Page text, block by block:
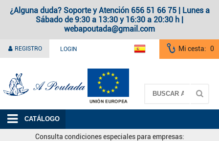
¿Alguna duda? Soporte y Atención 656 51 66 75 | Lunes a
Sábado de 9:30 a 13:30 y 16:30 a 20:30 h |
webapoutada@gmail.com
REGISTRO LOGIN Mi cesta: 0
CATÁLOGO
Consulta condiciones especiales para empresas: